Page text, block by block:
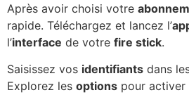
Après avoir choisi votre
rapide. Téléchargez et lancez l’
l’interface de votre fire stick.
Saisissez vos identifiants dans
Explorez les options pour activer